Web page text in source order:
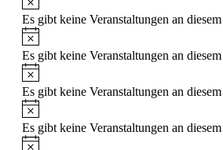
Es gibt keine Veranstaltungen an
Es gibt keine Veranstaltungen an
Es gibt keine Veranstaltungen an
Es gibt keine Veranstaltungen an